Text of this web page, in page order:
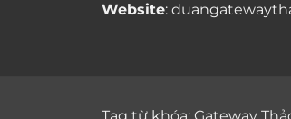
Website: